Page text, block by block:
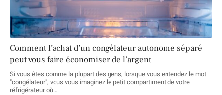
Comment l’achat d’un congélateur autonome séparé
peut vous faire économiser de l’argent
Si vous êtes comme la plupart des gens, lorsque vous entendez le mot
"congélateur", vous vous imaginez le petit compartiment de votre
réfrigérateur où…